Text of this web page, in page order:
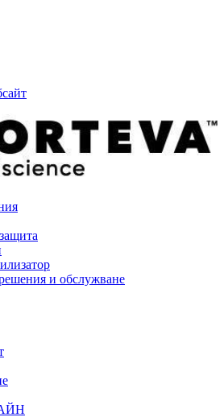
и обслужване